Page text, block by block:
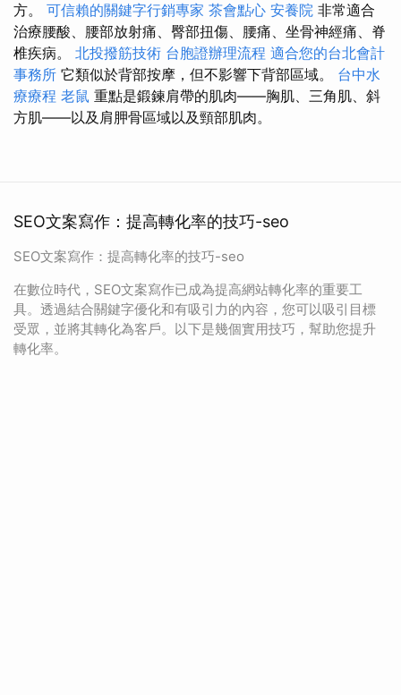
方。 可信賴的關鍵字行銷專家 茶會點心 安養院 非常適合
治療腰酸、腰部放射痛、臀部扭傷、腰痛、坐骨神經痛、脊
椎疾病。 北投撥筋技術 台胞證辦理流程 適合您的台北會計
事務所 它類似於背部按摩，但不影響下背部區域。 台中水
療療程 老鼠 重點是鍛鍊肩帶的肌肉——胸肌、三角肌、斜
方肌——以及肩胛骨區域以及頸部肌肉。
SEO文案寫作：提高轉化率的技巧-seo
SEO文案寫作：提高轉化率的技巧-seo
在數位時代，SEO文案寫作已成為提高網站轉化率的重要工
具。透過結合關鍵字優化和有吸引力的內容，您可以吸引目標
受眾，並將其轉化為客戶。以下是幾個實用技巧，幫助您提升
轉化率。